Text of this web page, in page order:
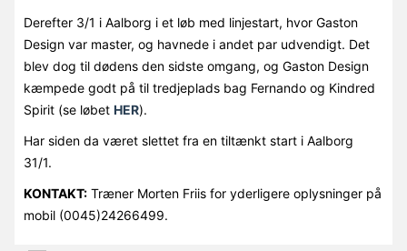
Derefter 3/1 i Aalborg i et løb med linjestart, hvor Gaston
Design var master, og havnede i andet par udvendigt. Det
blev dog til dødens den sidste omgang, og Gaston Design
kæmpede godt på til tredjeplads bag Fernando og Kindred
Spirit (se løbet HER).
Har siden da været slettet fra en tiltænkt start i Aalborg
31/1.
KONTAKT:Træner Morten Friis for yderligere oplysninger på
mobil (0045)24266499.